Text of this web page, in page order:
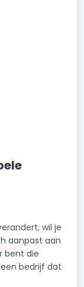
wil je
aanpast aan
bent die
bedrijf dat